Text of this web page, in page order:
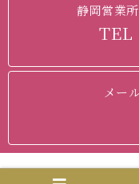
静岡営業
TEL
メー